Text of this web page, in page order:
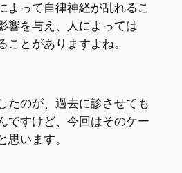
よって自律神経が乱れるこ
響を与え、人によっては
ことがありますよね。
たのが、過去に診させても
ですけど、今回はそのケー
思います。